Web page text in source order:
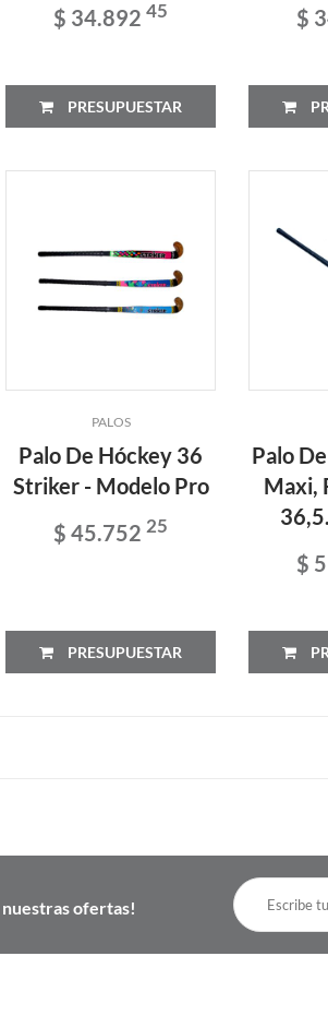
$ 34.89245
PRESUPUESTAR
$
PALOS
Palo De Hóckey 36
Striker - Modelo Pro
$ 45.75225
PRESUPUESTAR
Palo
Maxi,
$
nuestras ofertas!